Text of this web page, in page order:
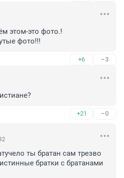
этом-это фото.!
фото!!!
+6 –3
+21 –0
ты братан сам трезво
братки с братанами